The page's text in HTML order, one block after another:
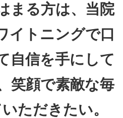
まる方は、当院
イトニングで口
自信を手にして
笑顔で素敵な毎
ただきたい。